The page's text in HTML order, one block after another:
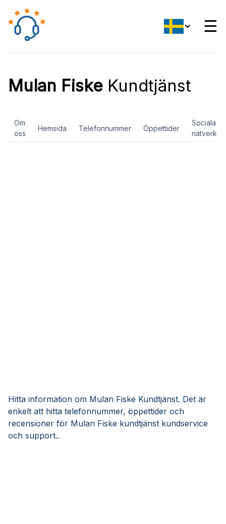
☰
Mulan Fiske Kundtjänst
Om
oss
Hemsida Telefonnummer Öppettider
Sociala
nätverk
Hitta information om Mulan Fiske Kundtjänst. Det är
enkelt att hitta telefonnummer, öppettider och
recensioner för Mulan Fiske kundtjänst kundservice
och support..